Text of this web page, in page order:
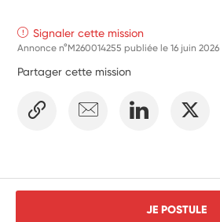
Signaler cette mission
Annonce n°M260014255 publiée le16 juin 2026
Partager cette mission
JE POSTULE